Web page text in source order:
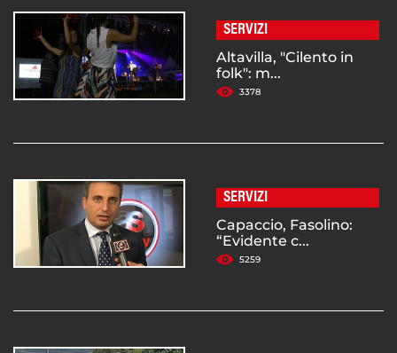
SERVIZI
Altavilla, "Cilento in
folk": m...
3378
SERVIZI
Capaccio, Fasolino:
“Evidente c...
5259